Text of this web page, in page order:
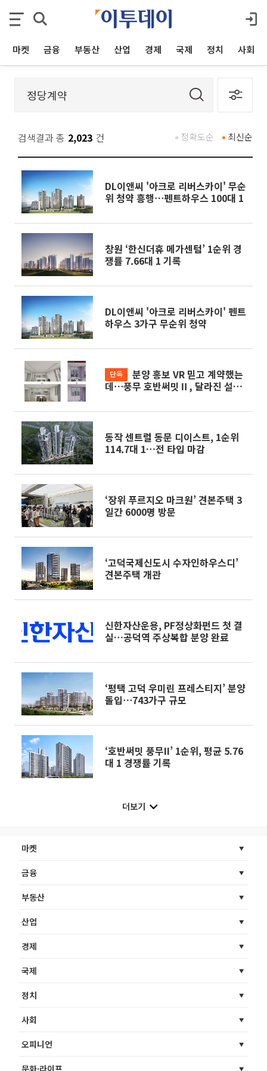
마켓 금융 부동산 산업 경제 국제 정치 사회
검색결과 총 2,023 건 최신순
정확도순
DL이앤씨 '아크로 리버스카이' 무순
위 청약 흥행⋯펜트하우스 100대 1
창원 ‘한신더휴 메가센텀’ 1순위 경
쟁률 7.66대 1 기록
DL이앤씨 '아크로 리버스카이' 펜트
하우스 3가구 무순위 청약
단독
데⋯풍무 호반써밋Ⅱ, 달라진 설계
동작 센트럴 동문 디이스트, 1순위
114.7대 1…전 타입 마감
‘장위 푸르지오 마크원’ 견본주택 3
일간 6000명 방문
‘고덕국제신도시 수자인하우스디’
견본주택 개관
신한자산운용, PF정상화펀드 첫 결
실…공덕역 주상복합 분양 완료
‘평택 고덕 우미린 프레스티지’ 분양
돌입⋯743가구 규모
‘호반써밋 풍무II’ 1순위, 평균 5.76
대 1 경쟁률 기록
더보기
마켓
금융
부동산
산업
경제
국제
정치
사회
오피니언
문화·라이프